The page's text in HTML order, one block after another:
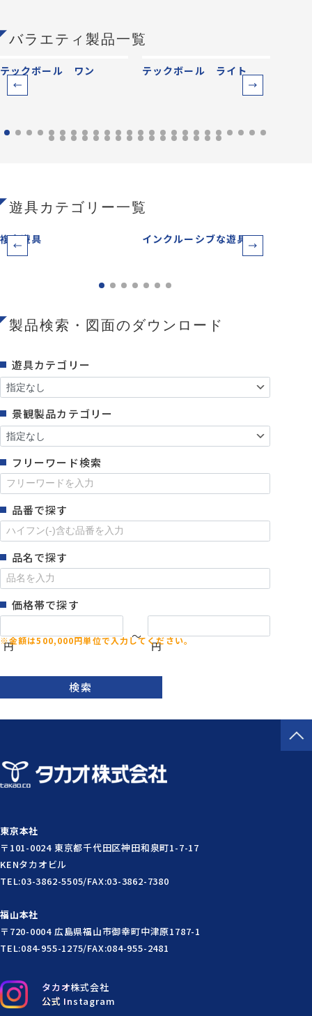
バラエティ製品一覧
テックボール ワン テックボール ライト
遊具カテゴリー一覧
複合遊具 インクルーシブな遊具
製品検索・図面のダウンロード
遊具カテゴリー
景観製品カテゴリー
フリーワード検索
品番で探す
品名で探す
価格帯で探す
円
～
円
検索
タカオ株式会社
公式 Instagram
東京本社
〒101-0024 東京都千代田区神田和泉町1-7-17
KENタカオビル
TEL:03-3862-5505/FAX:03-3862-7380
福山本社
〒720-0004 広島県福山市御幸町中津原1787-1
TEL:084-955-1275/FAX:084-955-2481